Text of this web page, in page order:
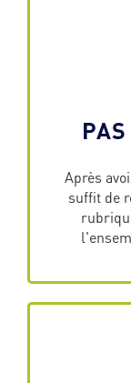
Après
suffit de